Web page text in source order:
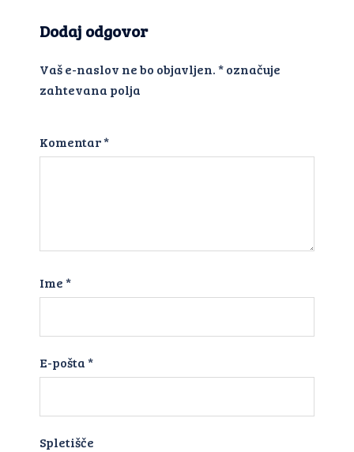
Dodaj odgovor
Vaš e-naslov ne bo objavljen.*označuje
zahtevana polja
Komentar*
Ime*
E-pošta*
Spletišče